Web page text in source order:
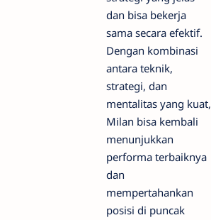
dan bisa bekerja
sama secara efektif.
Dengan kombinasi
antara teknik,
strategi, dan
mentalitas yang kuat,
Milan bisa kembali
menunjukkan
performa terbaiknya
dan
mempertahankan
posisi di puncak